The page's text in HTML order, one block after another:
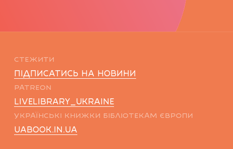
СТЕЖИТИ
ПІДПИСАТИСЬ НА НОВИНИ
PATREON
LIVELIBRARY_UKRAINE
УКРАЇНСЬКІ КНИЖКИ БІБЛІОТЕКАМ ЄВРОПИ
UABOOK.IN.UA